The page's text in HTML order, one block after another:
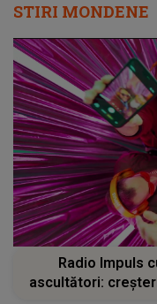
STIRI MONDENE
Radio Impuls
ascultători: